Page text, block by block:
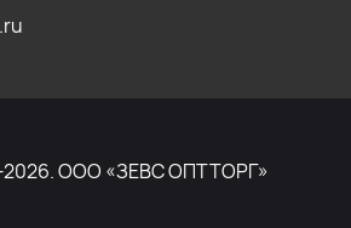
ООО «ЗЕВС ОПТТОРГ»